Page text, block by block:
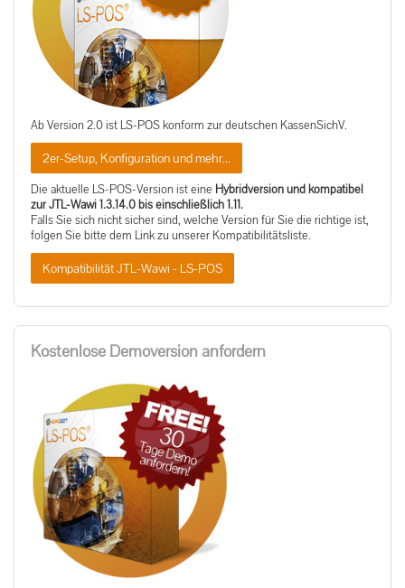
Ab Version 2.0 ist LS-POS konform zur deutschen KassenSichV.
2er-Setup, Konfiguration und mehr...
Die aktuelle LS-POS-Version ist eine Hybridversion und kompatibel
zur JTL-Wawi 1.3.14.0 bis einschließlich 1.11.
Falls Sie sich nicht sicher sind, welche Version für Sie die richtige ist,
folgen Sie bitte dem Link zu unserer Kompatibilitätsliste.
Kompatibilität JTL-Wawi - LS-POS
Kostenlose Demoversion anfordern